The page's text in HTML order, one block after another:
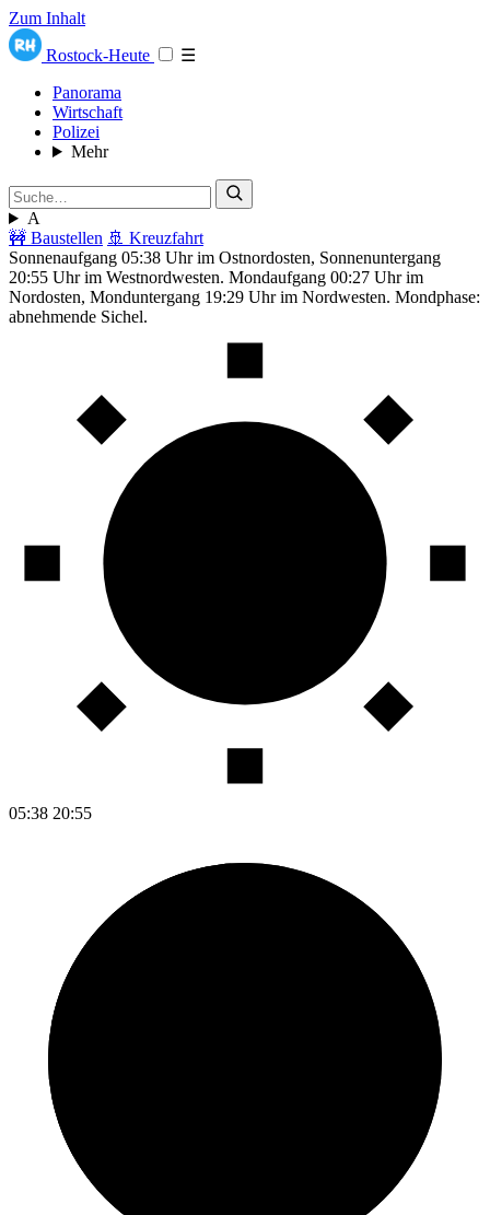
Zum Inhalt
Rostock-Heute
☰
Panorama
Wirtschaft
Polizei
Mehr
A
🚧 Baustellen 🚢 Kreuzfahrt
Sonnenaufgang 05:38 Uhr im Ostnordosten, Sonnenuntergang
20:55 Uhr im Westnordwesten. Mondaufgang 00:27 Uhr im
Nordosten, Monduntergang 19:29 Uhr im Nordwesten. Mondphase:
abnehmende Sichel.
05:38 20:55